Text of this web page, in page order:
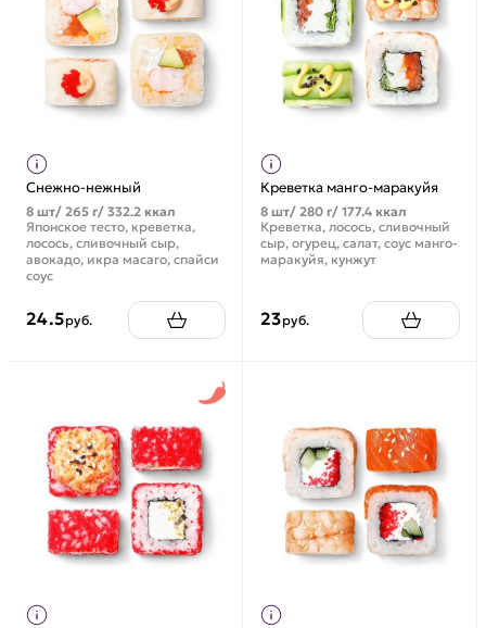
Снежно-нежный
8 шт/ 265 г/ 332.2 ккал
Японское тесто, креветка,
лосось, сливочный сыр,
авокадо, икра масаго, спайси
соус
24.5руб.
Креветка манго-маракуйя
8 шт/ 280 г/ 177.4 ккал
Креветка, лосось, сливочный
сыр, огурец, салат, соус манго-
маракуйя, кунжут
23руб.